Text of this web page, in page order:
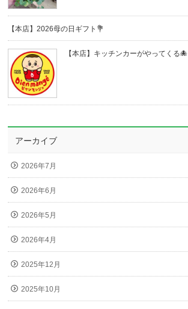
【本店】2026母の日ギフト💐
【本店】キッチンカーがやってくる🐙
アーカイブ
2026年7月
2026年6月
2026年5月
2026年4月
2025年12月
2025年10月